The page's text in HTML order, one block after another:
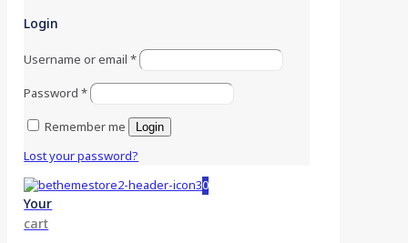
Login
Username or email*
Password*
Remember me
Login
Lost your password?
0
Your
cart